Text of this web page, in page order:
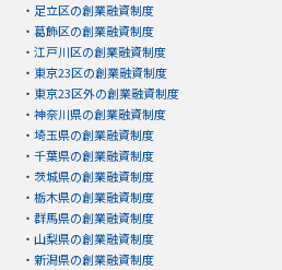
・ 足立区の創業融資制度
・ 葛飾区の創業融資制度
・ 江戸川区の創業融資制度
・ 東京23区の創業融資制度
・ 東京23区外の創業融資制度
・ 神奈川県の創業融資制度
・ 埼玉県の創業融資制度
・ 千葉県の創業融資制度
・ 茨城県の創業融資制度
・ 栃木県の創業融資制度
・ 群馬県の創業融資制度
・ 山梨県の創業融資制度
・ 新潟県の創業融資制度